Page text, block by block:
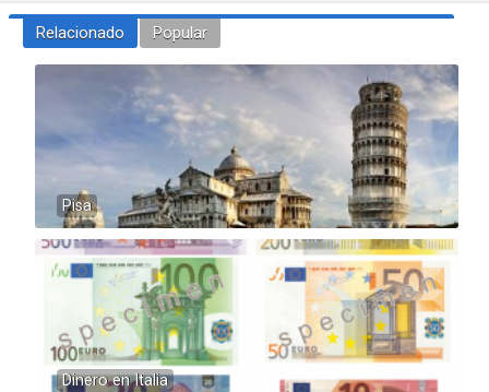
Relacionado Popular
Pisa
Dinero en Italia